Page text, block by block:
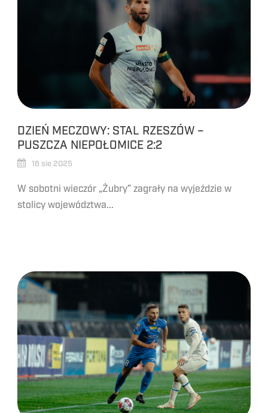
DZIEŃ MECZOWY: STAL RZESZÓW –
PUSZCZA NIEPOŁOMICE 2:2
16 sie 2025
W sobotni wieczór „Żubry” zagrały na wyjeździe w
stolicy województwa...